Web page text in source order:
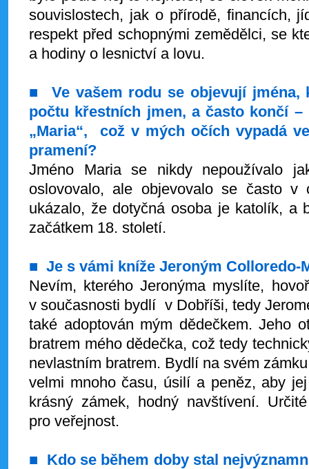
souvislostech, jak o přírodě, financích,
respekt před schopnými zemědělci, se
a hodiny o lesnictví a lovu.
■Ve vašem rodu se objevují jména,
počtu křestních jmen, a často končí
„Maria“, což v mých očích vypadá
pramení?
Jméno Maria se nikdy nepoužívalo
oslovovalo, ale objevovalo se často v
ukázalo, že dotyčná osoba je katolík, a
začátkem 18. století.
■ Je s vámi kníže Jeroným Colloredo-
Nevím, kterého Jeronýma myslíte,
v současnosti bydlí v Dobříši, tedy
také adoptován mým dědečkem. Jeho
bratrem mého dědečka, což tedy
nevlastním bratrem. Bydlí na svém
velmi mnoho času, úsilí a peněz, aby
krásný zámek, hodný navštívení.
pro veřejnost.
■ Kdo se během doby stal